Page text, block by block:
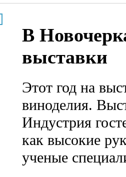
В
выставки
Этот год на
виноделия.
Индустрия
как высокие
ученые